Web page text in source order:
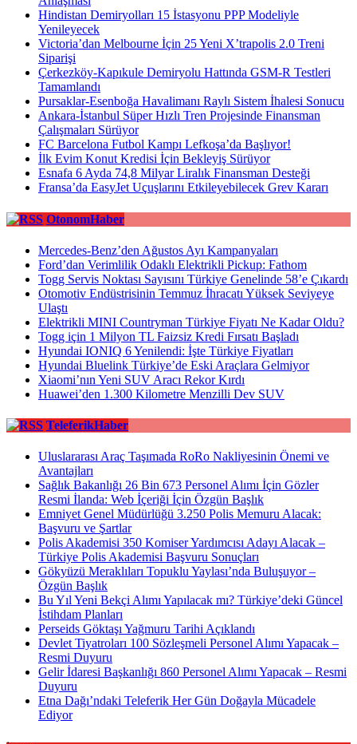
Hindistan Demiryolları 15 İstasyonu PPP Modeliyle
Yenileyecek
Victoria’dan Melbourne İçin 25 Yeni X’trapolis 2.0 Treni
Siparişi
Çerkezköy-Kapıkule Demiryolu Hattında GSM-R Testleri
Tamamlandı
Pursaklar-Esenboğa Havalimanı Raylı Sistem İhalesi Sonucu
Ankara-İstanbul Süper Hızlı Tren Projesinde Finansman
Çalışmaları Sürüyor
FC Barcelona Futbol Kampı Lefkoşa’da Başlıyor!
İlk Evim Konut Kredisi İçin Bekleyiş Sürüyor
Esnafa 6 Ayda 74,8 Milyar Liralık Finansman Desteği
Fransa’da EasyJet Uçuşlarını Etkileyebilecek Grev Kararı
OtonomHaber
Mercedes-Benz’den Ağustos Ayı Kampanyaları
Ford’dan Verimlilik Odaklı Elektrikli Pickup: Fathom
Togg Servis Noktası Sayısını Türkiye Genelinde 58’e Çıkardı
Otomotiv Endüstrisinin Temmuz İhracatı Yüksek Seviyeye
Ulaştı
Elektrikli MINI Countryman Türkiye Fiyatı Ne Kadar Oldu?
Togg için 1 Milyon TL Faizsiz Kredi Fırsatı Başladı
Hyundai IONIQ 6 Yenilendi: İşte Türkiye Fiyatları
Hyundai Bluelink Türkiye’de Eski Araçlara Gelmiyor
Xiaomi’nın Yeni SUV Aracı Rekor Kırdı
Huawei’den 1.300 Kilometre Menzilli Dev SUV
TeleferikHaber
Uluslararası Araç Taşımada RoRo Nakliyesinin Önemi ve
Avantajları
Sağlık Bakanlığı 26 Bin 673 Personel Alımı İçin Gözler
Resmi İlanda: Web İçeriği İçin Özgün Başlık
Emniyet Genel Müdürlüğü 3.250 Polis Memuru Alacak:
Başvuru ve Şartlar
Polis Akademisi 350 Komiser Yardımcısı Adayı Alacak –
Türkiye Polis Akademisi Başvuru Sonuçları
Gökyüzü Meraklıları Topuklu Yaylası’nda Buluşuyor –
Özgün Başlık
Bu Yıl Yeni Bekçi Alımı Yapılacak mı? Türkiye’deki Güncel
İstihdam Planları
Perseids Göktaşı Yağmuru Tarihi Açıklandı
Devlet Tiyatroları 100 Sözleşmeli Personel Alımı Yapacak –
Resmi Duyuru
Gelir İdaresi Başkanlığı 860 Personel Alımı Yapacak – Resmi
Duyuru
Etna Dağı’ndaki Teleferik Her Gün Doğayla Mücadele
Ediyor